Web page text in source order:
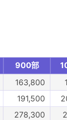
900部
163,800
191,500
278,300